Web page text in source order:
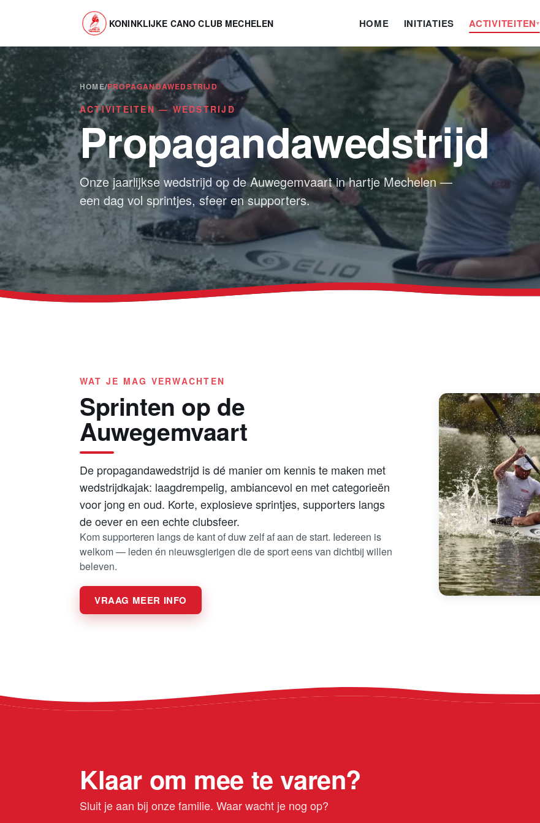
KONINKLIJKE CANO CLUB MECHELEN HOME INITIATIES ACTIVITEITEN▾
HOME/PROPAGANDAWEDSTRIJD
ACTIVITEITEN — WEDSTRIJD
Propagandawedstrijd
Onze jaarlijkse wedstrijd op de Auwegemvaart in hartje Mechelen —
een dag vol sprintjes, sfeer en supporters.
WAT JE MAG VERWACHTEN
Sprinten op de
Auwegemvaart
De propagandawedstrijd is dé manier om kennis te maken met
wedstrijdkajak: laagdrempelig, ambiancevol en met categorieën
voor jong en oud. Korte, explosieve sprintjes, supporters langs
de oever en een echte clubsfeer.
Kom supporteren langs de kant of duw zelf af aan de start. Iedereen is
welkom — leden én nieuwsgierigen die de sport eens van dichtbij willen
beleven.
VRAAG MEER INFO
Klaar om mee te varen?
Sluit je aan bij onze familie. Waar wacht je nog op?